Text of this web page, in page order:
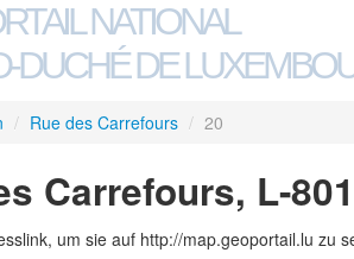
NATIONAL
DUCHÉ DE
/ Rue des Carrefours / 20
Carrefours, L-
um sie auf http://map.geoportail.lu zu